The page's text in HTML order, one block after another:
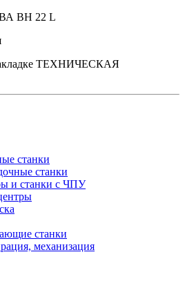
BH 22 L
ТЕХНИЧЕСКАЯ
станки
станки
и станки с ЧПУ
станки
механизация